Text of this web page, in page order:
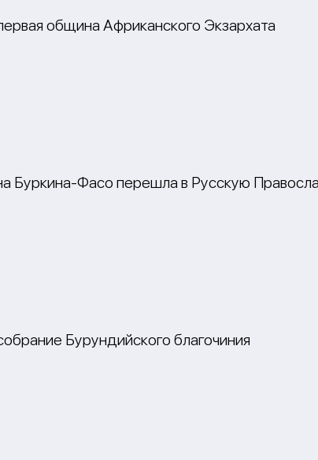
община Африканского Экзархата
Буркина-Фасо перешла в Русскую
Бурундийского благочиния